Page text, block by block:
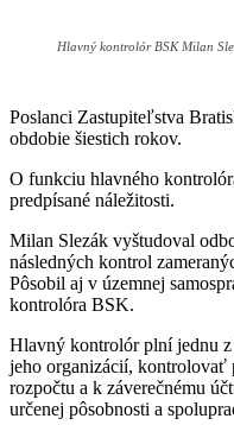
Hlavný kontrolór BSK Milan
Poslanci Zastupiteľstva
obdobie šiestich rokov.
O funkciu hlavného
predpísané náležitosti.
Milan Slezák vyštudoval
následných kontrol
Pôsobil aj v územnej
kontrolóra BSK.
Hlavný kontrolór plní jednu
jeho organizácií, kontrolovať
rozpočtu a k záverečnému
určenej pôsobnosti a